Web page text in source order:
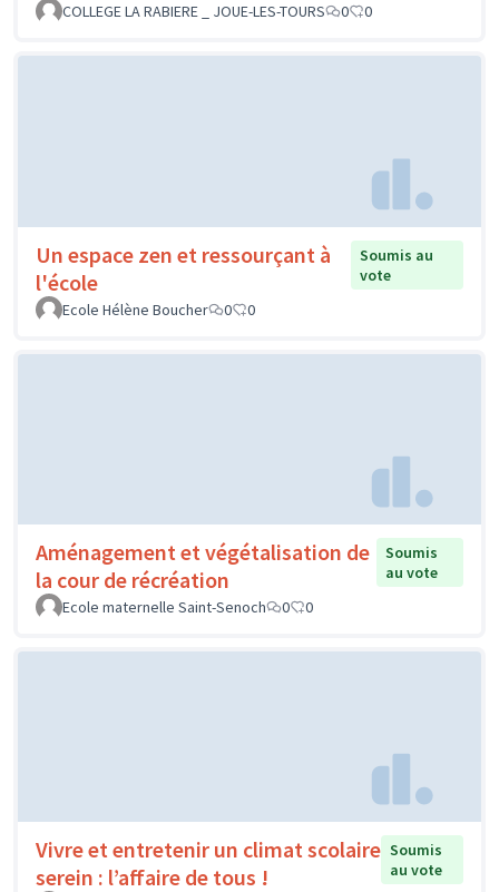
COLLEGE LA RABIERE _ JOUE-LES-TOURS
0 0
Un espace zen et ressourçant à
l'école
Soumis au
vote
Ecole Hélène Boucher
0 0
Aménagement et végétalisation de
la cour de récréation
Soumis
au vote
Ecole maternelle Saint-Senoch
0 0
Vivre et entretenir un climat scolaire
serein : l’affaire de tous !
Soumis
au vote